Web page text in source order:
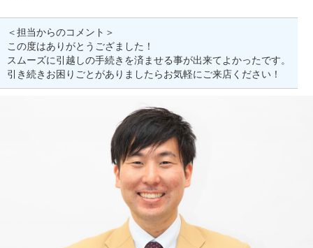
＜担当からのコメント＞
この度はありがとうござました！
スムーズに引越しの手続きを済ませる事が出来てよかったです。
引き続きお困りごとがありましたらお気軽にご来店ください！